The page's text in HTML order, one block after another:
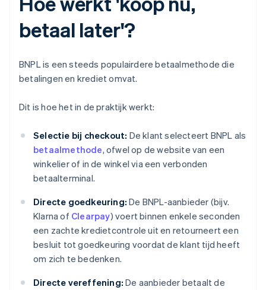
betaal later'?
BNPL is een steeds populairdere betaalmethode die
betalingen en krediet omvat.
Dit is hoe het in de praktijk werkt:
Selectie bij checkout: De klant selecteert BNPL als
betaalmethode, ofwel op de website van een
winkelier of in de winkel via een verbonden
betaalterminal.
Directe goedkeuring: De BNPL-aanbieder (bijv.
Klarna of Clearpay) voert binnen enkele seconden
een zachte kredietcontrole uit en retourneert een
besluit tot goedkeuring voordat de klant tijd heeft
om zich te bedenken.
Directe vereffening: De aanbieder betaalt de